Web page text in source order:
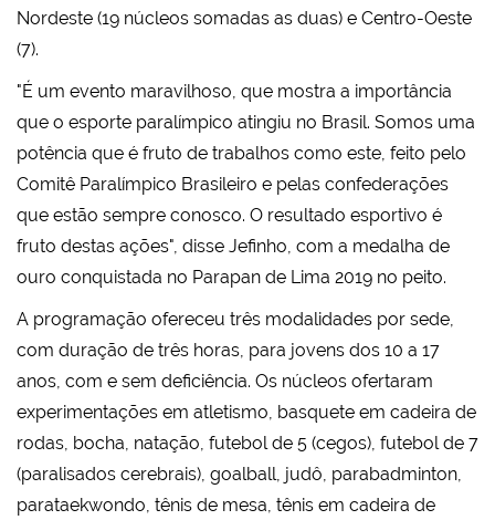
Nordeste (19 núcleos somadas as duas) e Centro-Oeste
(7).
"É um evento maravilhoso, que mostra a importância
que o esporte paralímpico atingiu no Brasil. Somos uma
potência que é fruto de trabalhos como este, feito pelo
Comitê Paralímpico Brasileiro e pelas confederações
que estão sempre conosco. O resultado esportivo é
fruto destas ações", disse Jefinho, com a medalha de
ouro conquistada no Parapan de Lima 2019 no peito.
A programação ofereceu três modalidades por sede,
com duração de três horas, para jovens dos 10 a 17
anos, com e sem deficiência. Os núcleos ofertaram
experimentações em atletismo, basquete em cadeira de
rodas, bocha, natação, futebol de 5 (cegos), futebol de 7
(paralisados cerebrais), goalball, judô, parabadminton,
parataekwondo, tênis de mesa, tênis em cadeira de